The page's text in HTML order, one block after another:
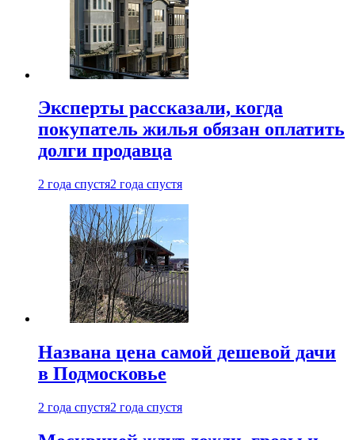
Эксперты рассказали, когда
покупатель жилья обязан оплатить
долги продавца
2 года спустя2 года спустя
Названа цена самой дешевой дачи
в Подмосковье
2 года спустя2 года спустя